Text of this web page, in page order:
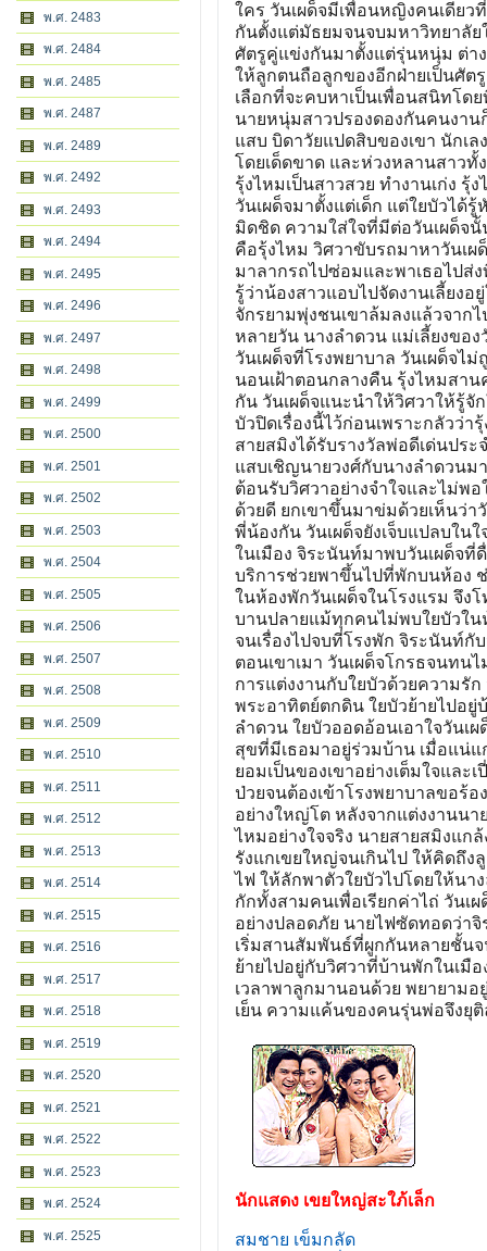
พ.ศ. 2483
พ.ศ. 2484
พ.ศ. 2485
พ.ศ. 2487
พ.ศ. 2489
พ.ศ. 2492
พ.ศ. 2493
พ.ศ. 2494
พ.ศ. 2495
พ.ศ. 2496
พ.ศ. 2497
พ.ศ. 2498
พ.ศ. 2499
พ.ศ. 2500
พ.ศ. 2501
พ.ศ. 2502
พ.ศ. 2503
พ.ศ. 2504
พ.ศ. 2505
พ.ศ. 2506
พ.ศ. 2507
พ.ศ. 2508
พ.ศ. 2509
พ.ศ. 2510
พ.ศ. 2511
พ.ศ. 2512
พ.ศ. 2513
พ.ศ. 2514
พ.ศ. 2515
พ.ศ. 2516
พ.ศ. 2517
พ.ศ. 2518
พ.ศ. 2519
พ.ศ. 2520
พ.ศ. 2521
พ.ศ. 2522
พ.ศ. 2523
พ.ศ. 2524
พ.ศ. 2525
ใคร วันเผด็จมีเพื่อนหญิงคนเดีย
กันตั้งแต่มัธยมจนจบมหาวิทยาลัย
ศัตรูคู่แข่งกันมาตั้งแต่รุ่นหนุ่ม ต่าง
ให้ลูกตนถือลูกของอีกฝ่ายเป็นศัต
เลือกที่จะคบหาเป็นเพื่อนสนิทโด
นายหนุ่มสาวปรองดองกันคนงา
แสบ บิดาวัยแปดสิบของเขา นักเล
โดยเด็ดขาด และห่วงหลานสาวทั้
รุ้งไหมเป็นสาวสวย ทำงานเก่ง รุ้
วันเผด็จมาตั้งแต่เด็ก แต่ใยบัวได้รู้
มิดชิด ความใส่ใจที่มีต่อวันเผด็จ
คือรุ้งไหม วิศวาขับรถมาหาวันเผ
มาลากรถไปซ่อมและพาเธอไปส่
รู้ว่าน้องสาวแอบไปจัดงานเลี้ยง
จักรยามพุ่งชนเขาล้มลงแล้วจาก
หลายวัน นางลำดวน แม่เลี้ยงขอ
วันเผด็จที่โรงพยาบาล วันเผด็จไ
นอนเฝ้าตอนกลางคืน รุ้งไหมสา
กัน วันเผด็จแนะนำให้วิศวาให้รู้จั
บัวปิดเรื่องนี้ไว้ก่อนเพราะกลัวว่า
สายสมิงได้รับรางวัลพ่อดีเด่นปร
แสบเชิญนายวงศ์กับนางลำดวนม
ต้อนรับวิศวาอย่างจำใจและไม่พ
ด้วยดี ยกเขาขึ้นมาข่มด้วยเห็นว่า
พี่น้องกัน วันเผด็จยังเจ็บแปลบใน
ในเมือง จิระนันท์มาพบวันเผด็จที่
บริการช่วยพาขึ้นไปที่พักบนห้อง
ในห้องพักวันเผด็จในโรงแรม จึง
บานปลายแม้ทุกคนไม่พบใยบัวใน
จนเรื่องไปจบที่โรงพัก จิระนันท์กั
ตอนเขาเมา วันเผด็จโกรธจนทน
การแต่งงานกับใยบัวด้วยความรั
พระอาทิตย์ตกดิน ใยบัวย้ายไปอ
ลำดวน ใยบัวออดอ้อนเอาใจวันเ
สุขที่มีเธอมาอยู่ร่วมบ้าน เมื่อแน่แ
ยอมเป็นของเขาอย่างเต็มใจแล
ป่วยจนต้องเข้าโรงพยาบาลขอร้
อย่างใหญ่โต หลังจากแต่งงานนา
ไหมอย่างใจจริง นายสายสมิงแก
รังแกเขยใหญ่จนเกินไป ให้คิดถึง
ไฟ ให้ลักพาตัวใยบัวไปโดยให้น
กักทั้งสามคนเพื่อเรียกค่าไถ่ วันเ
อย่างปลอดภัย นายไฟซัดทอดว่า
เริ่มสานสัมพันธ์ที่ผูกกันหลายชั้นจ
ย้ายไปอยู่กับวิศวาที่บ้านพักในเมื
เวลาพาลูกมานอนด้วย พยายาม
เย็น ความแค้นของคนรุ่นพ่อจึงยุ
นักแสดง เขยใหญ่สะใภ้เล็ก
สมชาย เข็มกลัด